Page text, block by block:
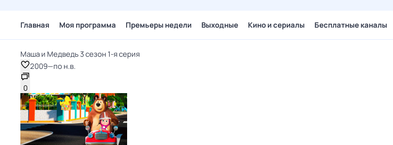
Главная Моя программа Премьеры недели Выходные Кино и сериалы Бесплатные каналы
Маша и Медведь 3 сезон 1-я серия
2009—по н.в.
0